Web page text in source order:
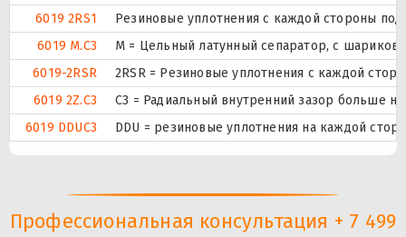
6019 2RS1
Резиновые уплотнения с каждой стороны
6019 M.C3
M = Цельный латунный сепаратор, с
6019-2RSR
2RSR = Резиновые уплотнения с каждой
6019 2Z.C3
C3 = Радиальный внутренний зазор больше
6019 DDUC3
DDU = резиновые уплотнения на каждой
Профессиональная консультация + 7 499